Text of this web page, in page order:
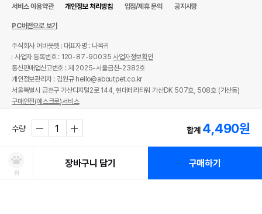
수량 합계 4,490원
찜
장바구니 담기 구매하기
서비스 이용약관 개인정보 처리방침 입점/제휴 문의 공지사항
PC버전으로 보기
주식회사 어바웃펫
대표자명 : 나옥귀
사업자 등록번호 : 120-87-90035사업자정보확인
통신판매업신고번호 : 제 2025-서울금천-2382호
개인정보관리자 : 김원규 hello@aboutpet.co.kr
서울특별시 금천구 가산디지털2로 144, 현대테라타워 가산DK 507호, 508호 (가산동)
구매안전(에스크로)서비스